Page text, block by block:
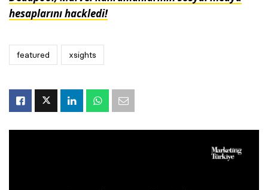
hesaplarını hackledi!
featured xsights